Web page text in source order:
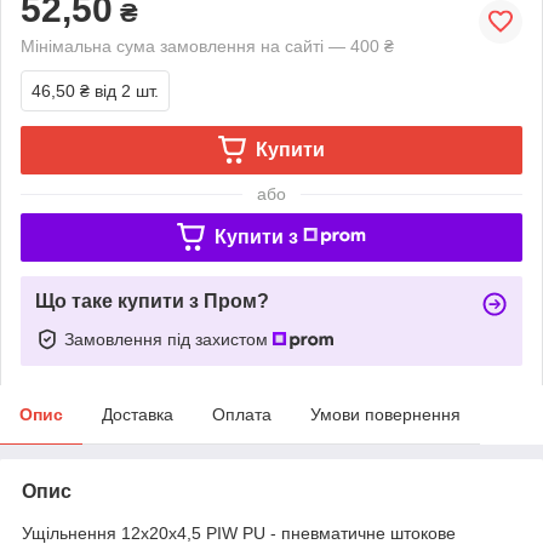
52,50 ₴
Мінімальна сума замовлення на сайті — 400 ₴
46,50 ₴ від 2 шт.
Купити
або
Купити з
Що таке купити з Пром?
Замовлення під захистом
Опис Доставка Оплата Умови повернення
Опис
Ущільнення 12х20х4,5 PIW PU - пневматичне штокове